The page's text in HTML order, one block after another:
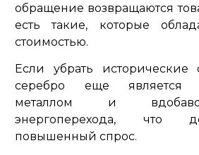
обращение возвращаются
есть такие, которые
стоимостью.
Если убрать исторические
серебро еще является
металлом и
энергоперехода, что
повышенный спрос.